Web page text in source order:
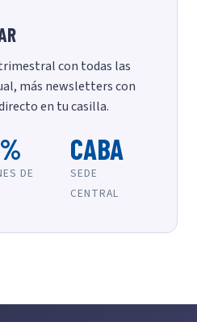
con todas las
más newsletters con
en tu casilla.
DE
CABA
SEDE
CENTRAL